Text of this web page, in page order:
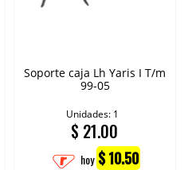
Soporte caja Lh Yaris I T/m
99-05
Unidades: 1
$ 21.00
hoy $ 10.50